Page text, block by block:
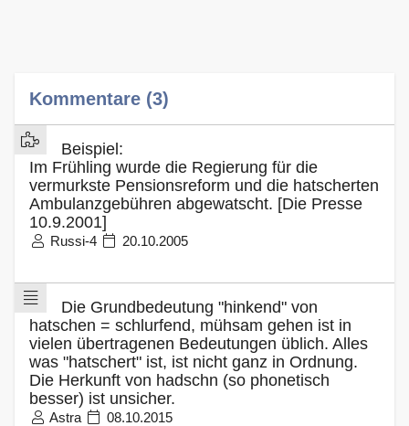
Kommentare (3)
Beispiel:
Im Frühling wurde die Regierung für die
vermurkste Pensionsreform und die hatscherten
Ambulanzgebühren abgewatscht. [Die Presse
10.9.2001]
Russi-4 20.10.2005
Die Grundbedeutung "hinkend" von
hatschen = schlurfend, mühsam gehen ist in
vielen übertragenen Bedeutungen üblich. Alles
was "hatschert" ist, ist nicht ganz in Ordnung.
Die Herkunft von hadschn (so phonetisch
besser) ist unsicher.
Astra 08.10.2015